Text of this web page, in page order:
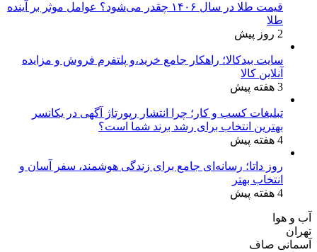
قیمت طلا در سال ۱۴۰۶ چقدر می‌شود؟ عوامل موثر بر آینده
طلا
2 روز پیش
سایت بیدکالا؛ راهکار جامع خرید،و پلتفرم فروش و مزایده
آنلاین کالا
3 هفته پیش
تبلیغات کسب و کار؛ چرا انتشار رپورتاژ آگهی در یکانسر
بهترین انتخاب برای رشد برند شما است؟
4 هفته پیش
روز داتا؛ رسانه‌ای جامع برای زندگی هوشمند، سفر آسان و
انتخاب بهتر
4 هفته پیش
آب و هوا
تهران
آسمانی صاف